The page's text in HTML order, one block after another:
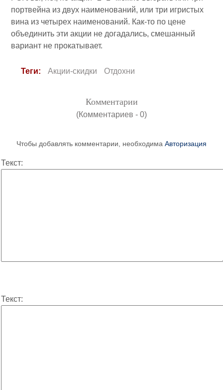
портвейна из двух наименований, или три игристых
вина из четырех наименований. Как-то по цене
объединить эти акции не догадались, смешанный
вариант не прокатывает.
Теги: Акции-скидки Отдохни
Комментарии
(Комментариев - 0)
Чтобы добавлять комментарии, необходима Авторизация
Текст:
Текст: